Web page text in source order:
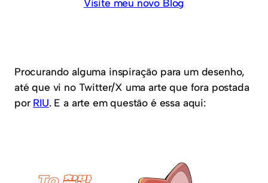
Visite meu novo Blog
Procurando alguma inspiração para um desenho,
até que vi no Twitter/X uma arte que fora postada
por RIU. E a arte em questão é essa aqui: